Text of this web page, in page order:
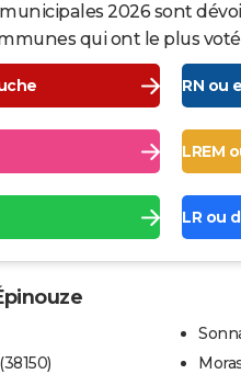
2026 sont
qui ont le plus voté
RN ou
LREM
LR ou